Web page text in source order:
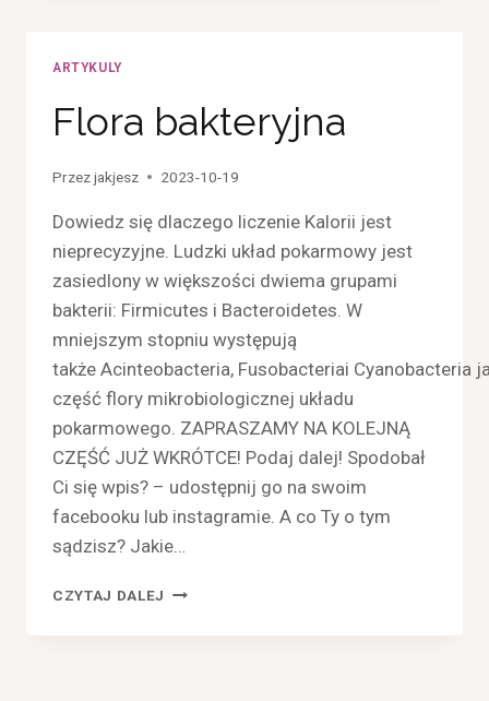
ARTYKULY
Flora bakteryjna
Przezjakjesz 2023-10-19
Dowiedz się dlaczego liczenie Kalorii jest
nieprecyzyjne. Ludzki układ pokarmowy jest
zasiedlony w większości dwiema grupami
bakterii: Firmicutes i Bacteroidetes. W
mniejszym stopniu występują
także Acinteobacteria, Fusobacteriai Cyanobacteria
część flory mikrobiologicznej układu
pokarmowego. ZAPRASZAMY NA KOLEJNĄ
CZĘŚĆ JUŻ WKRÓTCE! Podaj dalej! Spodobał
Ci się wpis? – udostępnij go na swoim
facebooku lub instagramie. A co Ty o tym
sądzisz? Jakie…
CZYTAJ DALEJ FLORA